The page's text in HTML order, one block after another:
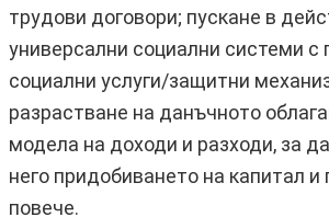
трудови договори; пускане в
универсални социални системи с
социални услуги/защитни
разрастване на данъчното
модела на доходи и разходи, за
него придобиването на капитал
повече.